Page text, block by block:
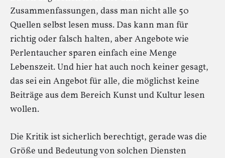
Zusammenfassungen, dass man nicht alle 50
Quellen selbst lesen muss. Das kann man für
richtig oder falsch halten, aber Angebote wie
Perlentaucher sparen einfach eine Menge
Lebenszeit. Und hier hat auch noch keiner gesagt,
das sei ein Angebot für alle, die möglichst keine
Beiträge aus dem Bereich Kunst und Kultur lesen
wollen.
Die Kritik ist sicherlich berechtigt, gerade was die
Größe und Bedeutung von solchen Diensten